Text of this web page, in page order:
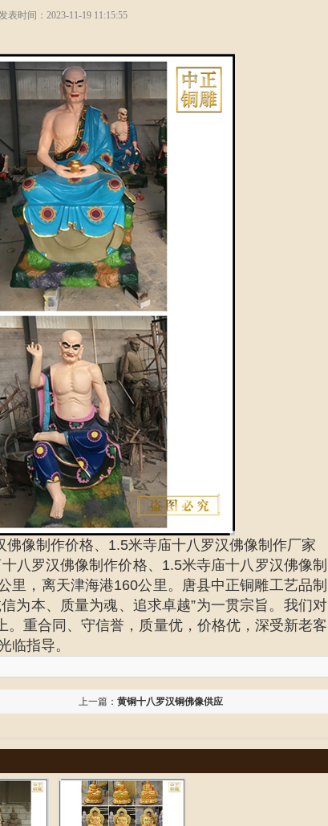
表时间：2023-11-19 11:15:55
像制作价格、1.5米寺庙十八罗汉佛像制作厂家
八罗汉佛像制作价格、 1.5米寺庙十八罗汉佛像制
里，离天津海港160公里。唐县中正铜雕工艺品制
为本、质量为魂、追求卓越”为一贯宗旨。我们对
重合同、守信誉，质量优，价格优，深受新老客
临指导。
上一篇： 黄铜十八罗汉铜佛像供应